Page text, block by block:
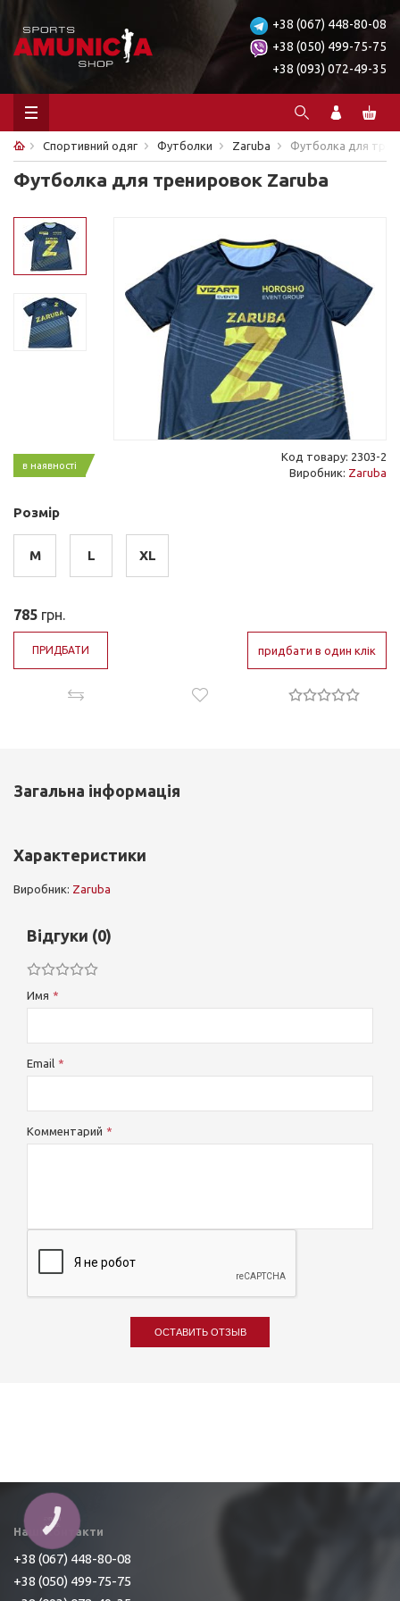
+38 (067) 448-80-08
+38 (050) 499-75-75
+38 (093) 072-49-35
Спортивний одяг Футболки Zaruba Футболка для
Футболка для тренировок Zaruba
в наявності
Код товару: 2303-2
Виробник: Zaruba
Розмір
M L XL
785 грн.
ПРИДБАТИ придбати в один клік
Загальна інформація
Характеристики
Виробник: Zaruba
Відгуки (0)
Имя
Email
Комментарий
ОСТАВИТЬ ОТЗЫВ
Наші контакти
+38 (067) 448-80-08
+38 (050) 499-75-75
КНОПКА
ЗВ'ЯЗКУ